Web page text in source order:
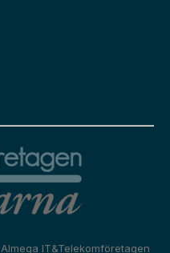
Almega IT&Telekomföretagen